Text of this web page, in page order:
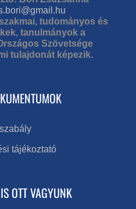
tudományos és
tanulmányok a
Szövetsége
tulajdonát képezik.
tájékoztató
OTT VAGYUNK